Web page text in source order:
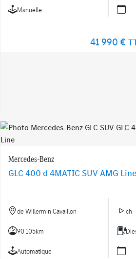
Manuelle
41 990 €
Mercedes-Benz
GLC 400 d 4MATIC SUV AMG Line
de Willermin Cavaillon ch
90 105km
Automatique